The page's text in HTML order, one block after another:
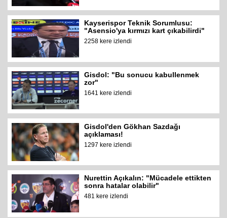
Kayserispor Teknik Sorumlusu:
"Asensio'ya kırmızı kart çıkabilirdi"
2258 kere izlendi
Gisdol: "Bu sonucu kabullenmek
zor"
1641 kere izlendi
Gisdol'den Gökhan Sazdağı
açıklaması!
1297 kere izlendi
Nurettin Açıkalın: "Mücadele ettikten
sonra hatalar olabilir"
481 kere izlendi